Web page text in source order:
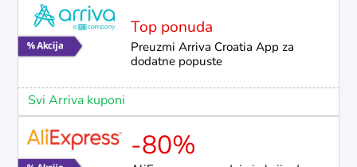
Top ponuda
Preuzmi Arriva Croatia App za
dodatne popuste
Svi Arriva kuponi
-80%